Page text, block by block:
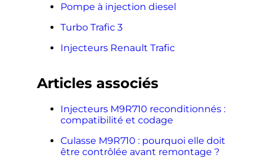
Pompe à injection diesel
Turbo Trafic 3
Injecteurs Renault Trafic
Articles associés
Injecteurs M9R710 reconditionnés :
compatibilité et codage
Culasse M9R710 : pourquoi elle doit
être contrôlée avant remontage ?